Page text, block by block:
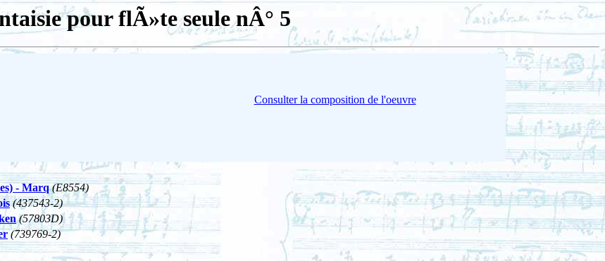
pour flÃ»te seule nÂ° 5
Consulter la composition de l'oeuvre
- Marq (E8554)
(437543-2)
(57803D)
(739769-2)